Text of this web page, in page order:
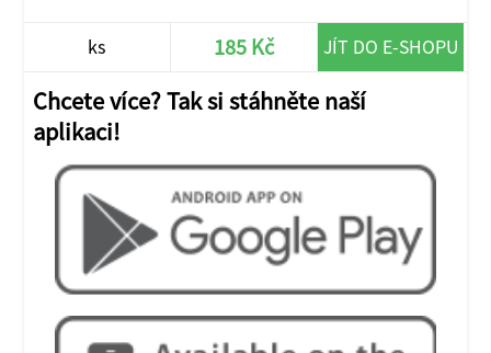
ks 185 Kč JÍT DO E-SHOPU
Chcete více? Tak si stáhněte naší
aplikaci!